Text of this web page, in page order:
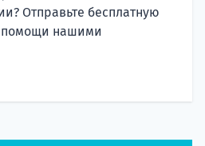
Отправьте бесплатную
помощи нашими